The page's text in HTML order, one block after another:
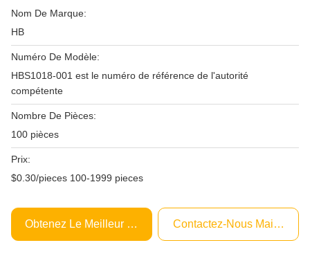
Nom De Marque:
HB
Numéro De Modèle:
HBS1018-001 est le numéro de référence de l'autorité
compétente
Nombre De Pièces:
100 pièces
Prix:
$0.30/pieces 100-1999 pieces
Obtenez Le Meilleur Prix Contactez-Nous Maintenant